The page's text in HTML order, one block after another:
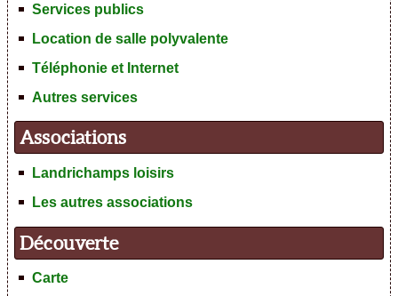
Services publics
Location de salle polyvalente
Téléphonie et Internet
Autres services
Associations
Landrichamps loisirs
Les autres associations
Découverte
Carte